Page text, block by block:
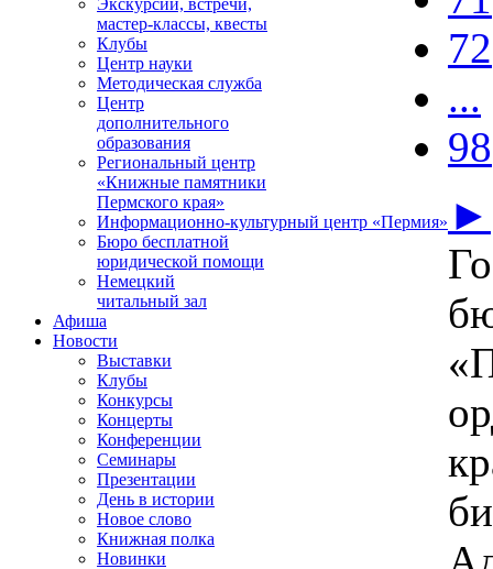
Экскурсии, встречи,
мастер-классы, квесты
Клубы
Центр науки
Методическая служба
Центр
дополнительного
образования
Региональный центр
«Книжные памятники
Пермского края»
Информационно-культурный центр «Пермия»
Бюро бесплатной
юридической помощи
Немецкий
читальный зал
Афиша
Новости
Выставки
Клубы
Конкурсы
Концерты
Конференции
Семинары
Презентации
День в истории
Новое слово
Книжная полка
Новинки
72
...
98
►